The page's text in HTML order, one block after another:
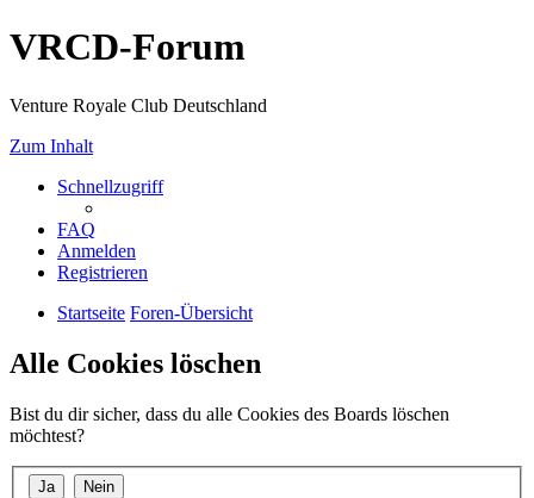
VRCD-Forum
Venture Royale Club Deutschland
Zum Inhalt
Schnellzugriff
FAQ
Anmelden
Registrieren
Startseite Foren-Übersicht
Alle Cookies löschen
Bist du dir sicher, dass du alle Cookies des Boards löschen
möchtest?